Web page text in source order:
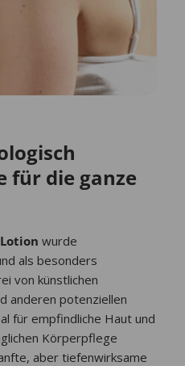
für die ganze
wurde
als besonders
von künstlichen
anderen potenziellen
für empfindliche Haut und
Körperpflege
aber tiefenwirksame